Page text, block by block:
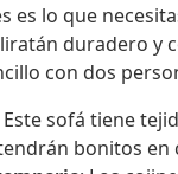
es lo que
duradero y
con dos
Este sofá tiene
bonitos en